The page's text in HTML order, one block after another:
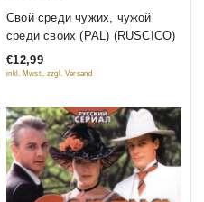
5
Свой среди чужих, чужой
среди своих (PAL) (RUSCICO)
€12,99
inkl. Mwst., zzgl. Versand